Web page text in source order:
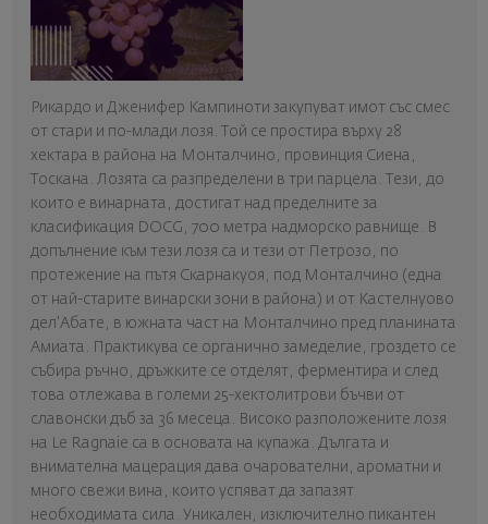
Рикардо и Дженифер Кампиноти закупуват имот със смес
от стари и по-млади лозя. Той се простира върху 28
хектара в района на Монталчино, провинция Сиена,
Тоскана. Лозята са разпределени в три парцела. Тези, до
които е винарната, достигат над пределните за
класификация DOCG, 700 метра надморско равнище. В
допълнение към тези лозя са и тези от Петрозо, по
протежение на пътя Скарнакуоя, под Монталчино (една
от най-старите винарски зони в района) и от Кастелнуово
дел'Абате, в южната част на Монталчино пред планината
Амиата. Практикува се органично замеделие, гроздето се
събира ръчно, дръжките се отделят, ферментира и след
това отлежава в големи 25-хектолитрови бъчви от
славонски дъб за 36 месеца. Високо разположените лозя
на Le Ragnaie са в основата на купажа. Дългата и
внимателна мацерация дава очарователни, ароматни и
много свежи вина, които успяват да запазят
необходимата сила. Уникален, изключително пикантен